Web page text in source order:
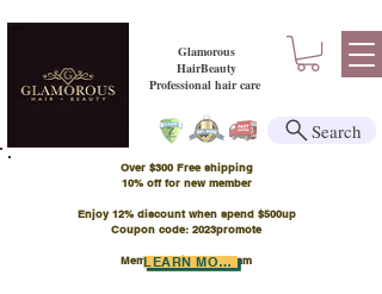
Glamorous
HairBeauty
Professional hair care
Over $300 Free shipping
​10% off for new member
Enjoy 12% discount when spend $500up
Coupon code: 2023promote
Member Points Program
LEARN MORE
Search